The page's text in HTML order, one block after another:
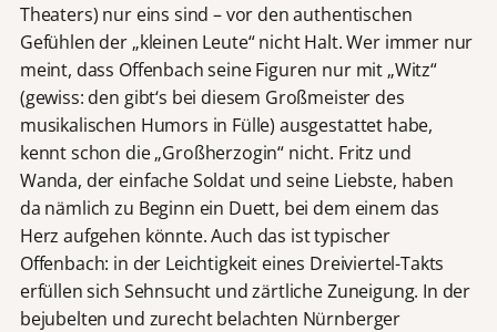
Theaters) nur eins sind – vor den authentischen
Gefühlen der „kleinen Leute“ nicht Halt. Wer immer nur
meint, dass Offenbach seine Figuren nur mit „Witz“
(gewiss: den gibt‘s bei diesem Großmeister des
musikalischen Humors in Fülle) ausgestattet habe,
kennt schon die „Großherzogin“ nicht. Fritz und
Wanda, der einfache Soldat und seine Liebste, haben
da nämlich zu Beginn ein Duett, bei dem einem das
Herz aufgehen könnte. Auch das ist typischer
Offenbach: in der Leichtigkeit eines Dreiviertel-Takts
erfüllen sich Sehnsucht und zärtliche Zuneigung. In der
bejubelten und zurecht belachten Nürnberger